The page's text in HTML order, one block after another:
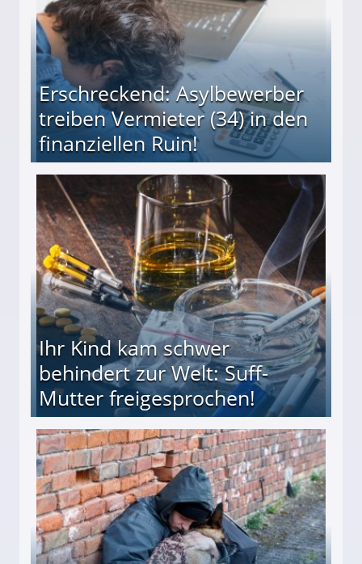
Erschreckend: Asylbewerber
treiben Vermieter (34) in den
finanziellen Ruin!
(34) in den finanziellen Ruin!
Ihr Kind kam schwer
behindert zur Welt: Suff-
Mutter freigesprochen!
Mutter freigesprochen!